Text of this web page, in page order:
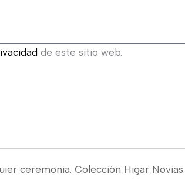
de este sitio web.
ceremonia. Colección Higar Novias.